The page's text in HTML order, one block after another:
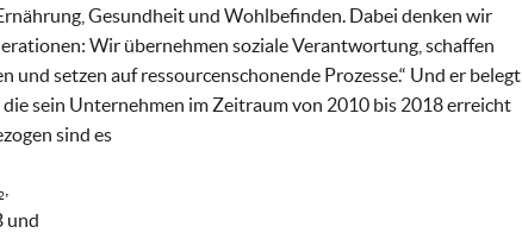
Gesundheit und Wohlbefinden. Dabei denken wir
Wir übernehmen soziale Verantwortung, schaffen
und setzen auf ressourcenschonende Prozesse.“ Und er belegt
sein Unternehmen im Zeitraum von 2010 bis 2018 erreicht
sind es
und